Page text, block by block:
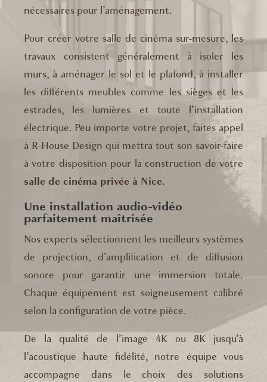
nécessaires pour l’aménagement.
Pour créer votre salle de cinéma sur-mesure, les
travaux consistent généralement à isoler les
murs, à aménager le sol et le plafond, à installer
les différents meubles comme les sièges et les
estrades, les lumières et toute l’installation
électrique. Peu importe votre projet, faites appel
à R-House Design qui mettra tout son savoir-faire
à votre disposition pour la construction de votre
salle de cinéma privée à Nice.
Une installation audio-vidéo
parfaitement maîtrisée
Nos experts sélectionnent les meilleurs systèmes
de projection, d’amplification et de diffusion
sonore pour garantir une immersion totale.
Chaque équipement est soigneusement calibré
selon la configuration de votre pièce.
De la qualité de l’image 4K ou 8K jusqu’à
l’acoustique haute fidélité, notre équipe vous
accompagne dans le choix des solutions